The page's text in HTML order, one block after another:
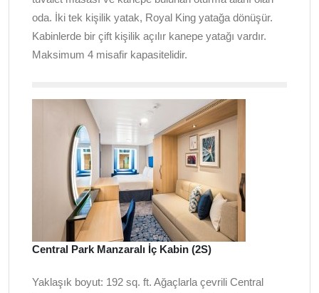
oda. İki tek kişilik yatak, Royal King yatağa dönüşür.
Kabinlerde bir çift kişilik açılır kanepe yatağı vardır.
Maksimum 4 misafir kapasitelidir.
Central Park Manzaralı İç Kabin (2S)
Yaklaşık boyut: 192 sq. ft. Ağaçlarla çevrili Central